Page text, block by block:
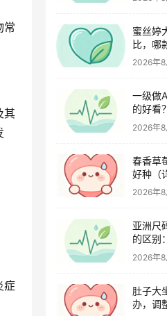
常
其
症
关联）
蜜丝婷
比，哪
指南全
2026年8
一级做
的好看
技巧
2026年8
春香草
好种（
南）
2026年8
亚洲尺
的区别
物避坑
2026年8
肚子大
办，调